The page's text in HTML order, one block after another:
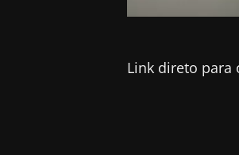
Link direto para